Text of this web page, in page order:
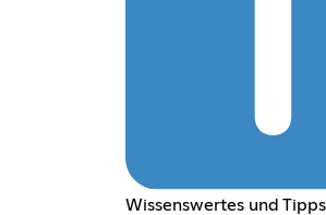
Wissenswertes und